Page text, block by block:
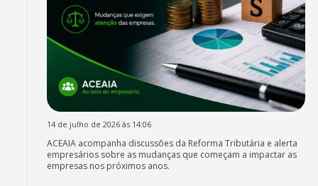
14 de julho de 2026 às 14:06
ACEAIA acompanha discussões da Reforma Tributária e alerta
empresários sobre as mudanças que começam a impactar as
empresas nos próximos anos.